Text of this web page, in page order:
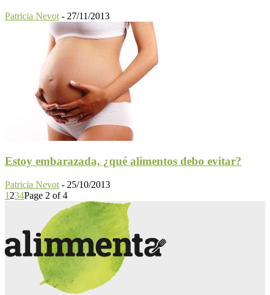
Patricia Nevot - 27/11/2013
Estoy embarazada, ¿qué alimentos debo evitar?
Patricia Nevot - 25/10/2013
1 234Page 2 of 4